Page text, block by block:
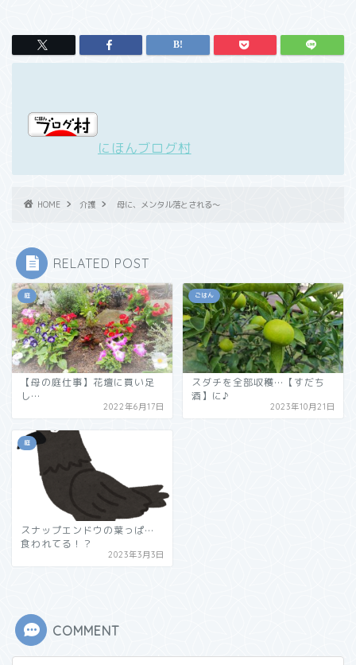
にほんブログ村
HOME 介護 母に、メンタル落とされる～
RELATED POST
庭
【母の庭仕事】花壇に買い足
し…
2022年6月17日
ごはん
スダチを全部収穫…【すだち
酒】に♪
2023年10月21日
庭
スナップエンドウの葉っぱ…
食われてる！？
2023年3月3日
COMMENT